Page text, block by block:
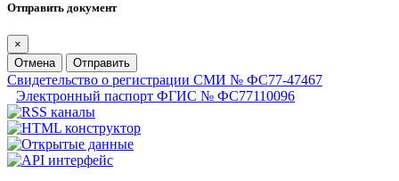
Отправить документ
×
Отмена
Отправить
Свидетельство о регистрации СМИ № ФС77-47467
Электронный паспорт ФГИС № ФС77110096